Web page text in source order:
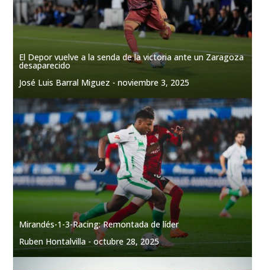
El Depor vuelve a la senda de la victoria ante un Zaragoza
desaparecido
José Luis Barral Miguez -noviembre 3, 2025
Mirandés-1-3-Racing: Remontada de líder
Ruben Hontalvilla -octubre 28, 2025